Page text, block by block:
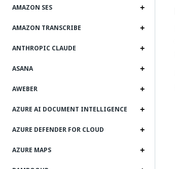
AMAZON SES
AMAZON TRANSCRIBE
ANTHROPIC CLAUDE
ASANA
AWEBER
AZURE AI DOCUMENT INTELLIGENCE
AZURE DEFENDER FOR CLOUD
AZURE MAPS